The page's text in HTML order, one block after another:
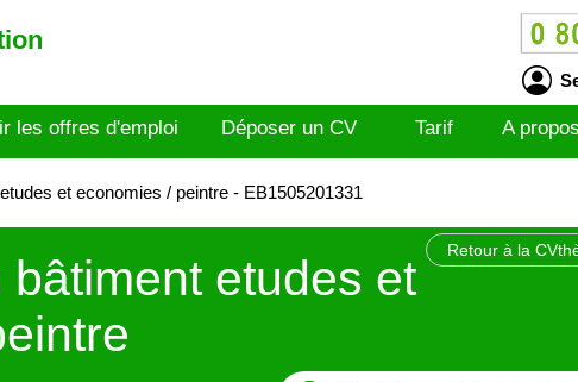
les offres d'emploi Déposer un CV Tarif A propos
et economies / peintre - EB1505201331
Retour à la
bâtiment etudes et